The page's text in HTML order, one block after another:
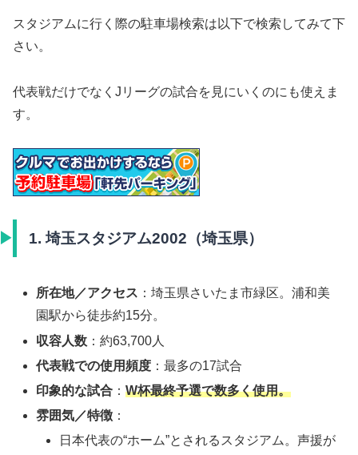
スタジアムに行く際の駐車場検索は以下で検索してみて下
さい。
代表戦だけでなくJリーグの試合を見にいくのにも使えま
す。
1. 埼玉スタジアム2002（埼玉県）
所在地／アクセス ：埼玉県さいたま市緑区。浦和美
園駅から徒歩約15分。
収容人数 ：約63,700人
代表戦での使用頻度 ：最多の17試合
印象的な試合 ：W杯最終予選で数多く使用。
雰囲気／特徴 ：
日本代表の“ホーム”とされるスタジアム。声援が